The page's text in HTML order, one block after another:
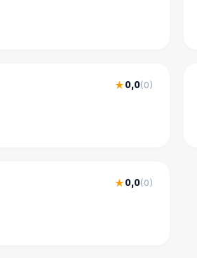
★0,0(0)
★0,0(0)